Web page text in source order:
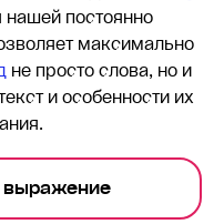
постоянно
максимально
не просто слова, но и
и особенности их
выражение